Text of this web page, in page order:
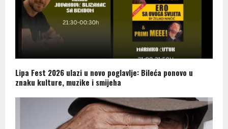
Lipa Fest 2026 ulazi u novo poglavlje: Bileća ponovo u
znaku kulture, muzike i smijeha